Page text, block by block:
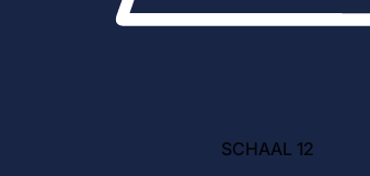
SCHAAL 12